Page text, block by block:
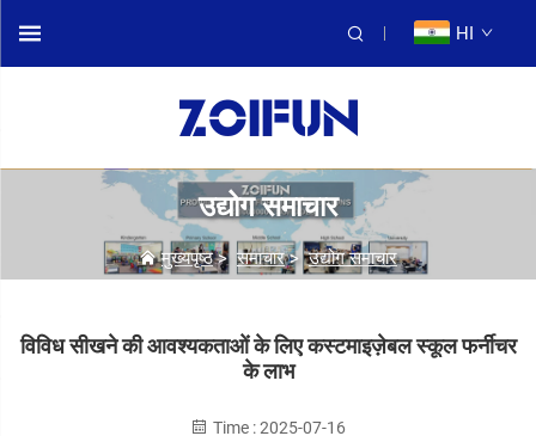
HI
उद्योग समाचार
मुख्यपृष्ठ> समाचार>उद्योग समाचार
विविध सीखने की आवश्यकताओं के लिए कस्टमाइज़ेबल स्कूल फर्नीचर
के लाभ
Time : 2025-07-16